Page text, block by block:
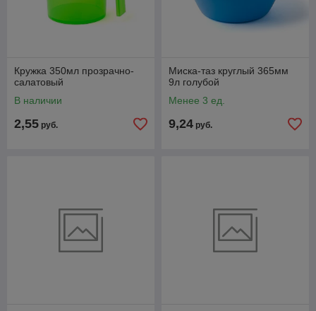
Кружка 350мл прозрачно-
салатовый
В наличии
2,55 руб.
Миска-таз круглый 365мм
9л голубой
Менее 3 ед.
9,24 руб.